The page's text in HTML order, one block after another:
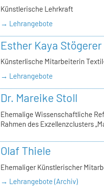
Künstlerische Lehrkraft
→ Lehrangebote
Esther Kaya Stögerer
Künsterlische Mitarbeiterin
→ Lehrangebote
Dr. Mareike Stoll
Ehemalige Wissenschaftliche
Rahmen des Exzellenzclusters
Olaf Thiele
Ehemaliger Künstlerischer
→ Lehrangebote (Archiv)